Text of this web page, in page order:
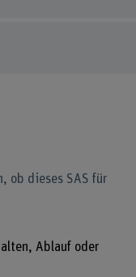
ob dieses SAS für
Ablauf oder